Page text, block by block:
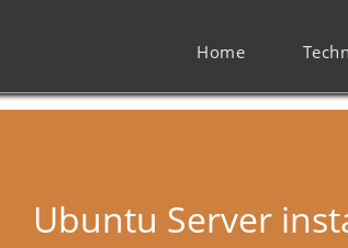
Home
Ubuntu Server